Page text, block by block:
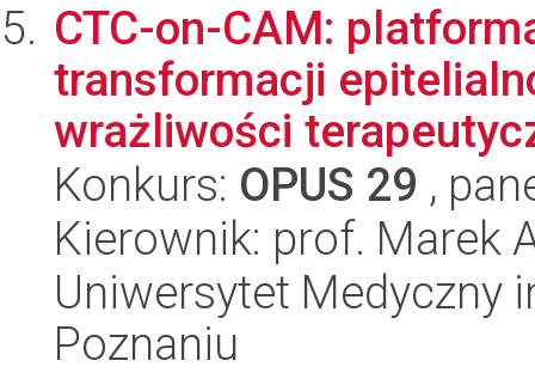
CTC-on-CAM:
transformacji
wrażliwości
Konkurs: OPUS 29 ,
Kierownik: prof. Marek
Uniwersytet Medyczny
Poznaniu